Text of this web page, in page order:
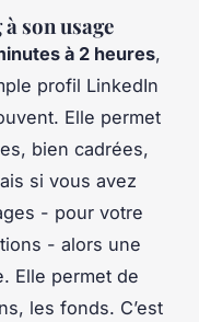
son usage
à 2 heures,
profil LinkedIn
Elle permet
bien cadrées,
si vous avez
- pour votre
- alors une
Elle permet de
les fonds. C’est